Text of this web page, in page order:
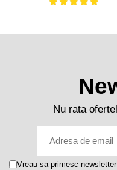
Nu rata
Vreau sa primesc